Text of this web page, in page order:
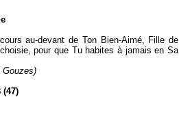
au-devant de Ton Bien-Aimé, Fille de
pour que Tu habites à jamais en Sa
Gouzes)
(47)